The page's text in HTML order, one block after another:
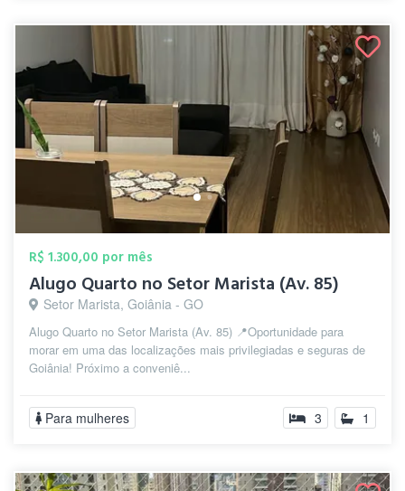
R$ 1.300,00 por mês
Alugo Quarto no Setor Marista (Av. 85)
Setor Marista, Goiânia - GO
Alugo Quarto no Setor Marista (Av. 85) 📍 ​Oportunidade para
morar em uma das localizações mais privilegiadas e seguras de
Goiânia! Próximo a conveniê...
Para mulheres 3 1